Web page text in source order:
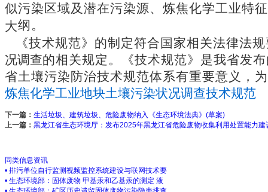
似污染区域及潜在污染源、炼焦化学工业特
大纲。
《技术规范》的制定符合国家相关法律法
况调查的相关规定。《技术规范》是我省发
省土壤污染防治技术规范体系有重要意义，为
炼焦化学工业地块土壤污染状况调查技术规范
下一篇： 生活垃圾、建筑垃圾、危险废物纳入《生态环境法典》(草案)
上一篇： 黑龙江省生态环境厅：发布2025年黑龙江省危险废物收集利用处置能力
同类信息资讯
• 排污单位自行监测视频监控系统建设与联网技术要
• 生态环境部：固体废物 甲基汞和乙基汞的测定 液